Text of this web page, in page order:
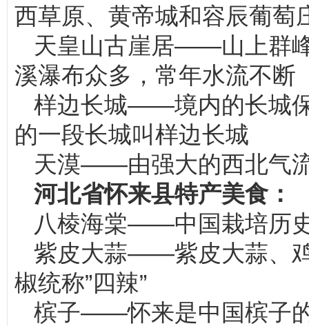
西草原、黄帝城和容辰葡萄
天皇山古崖居——山上群
溪瀑布众多，常年水流不断
样边长城——境内的长城
的一段长城叫样边长城
天漠——由强大的西北气
河北省怀来县特产美食：
八棱海棠——中国栽培历
紫皮大蒜——紫皮大蒜、
椒统称”四辣”
槟子——怀来是中国槟子